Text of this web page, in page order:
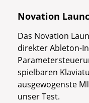
Novation
Das Novation
direkter Ableton-
spielbaren
ausgewogenste
unser Test.